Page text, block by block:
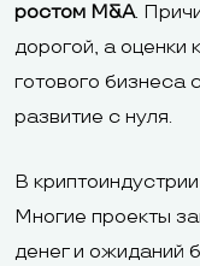
ростом M&A.
дорогой, а оценки
готового бизнеса
развитие с нуля.
В
Многие проекты
денег и ожиданий